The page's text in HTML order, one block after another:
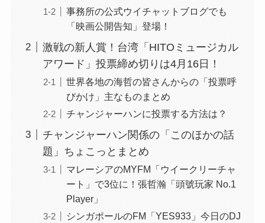
事務所の公式ウイチャットブログでも
「映画公開告知」登場！
激戦の新人賞！台湾「HITOミュージカル
アワード」投票締め切りは4月16日！
世界各地の海哲の皆さんからの「投票呼
びかけ」主なものまとめ
チャンジャーハンに投票する方法は？
チャンジャーハン関係の「このほかの話
題」ちょこっとまとめ
マレーシアのMYFM「ウイークリーチャ
ート」で3位に！張哲瀚「頭號玩家 No.1
Player」
シンガポールのFM「YES933」今日のDJ